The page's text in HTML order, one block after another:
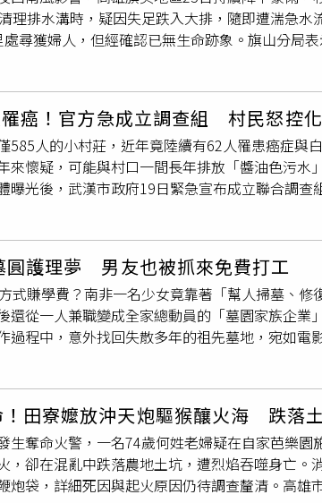
執行進度，並攜手公所與中央攜手合作，補強防
。
向警方報案，全案偵結，台南地檢署檢察官依相
審酌，陳男未以理性方式處理感情糾紛，對被害
其犯後坦承犯行，已與被害人達成和解並取得原
合併應執行5個月徒刑，得易科罰金，並宣告緩
理排水溝時，疑因失足跌入大排，隨即遭湍急
尋獲婦人，但經確認已無生命跡象。旗山分局
民眾跌落圳溝後遭洪水沖走，警方隨即趕赴現
不穩失足跌入一旁大排，當時因豪雨導致水流湍
沖走。（圖／民眾提供）事故發生後，消防單位
開搜索，警方則同步協助現場交通管制、安全維
在距離落水地點約1公里的下游尋獲黃姓婦人，
由相關單位進一步調查釐清。近期受颱風外圍
免靠近溪流、排水溝及易積水區域，進行清理或
癌！官方急成立調查組 村民怒控
585人的小村莊，近年竟陸續有62人罹患癌症與
來懷疑，可能與村口一間長年排放「醬油色污
曝光後，武漢市政府19日緊急宣布成立聯合調
指控化工廠長年排放「醬油色污水」，甚至流經
新洲區李集街道張信村黃土坡自然村，戶籍人
2015年至今就有34人確診，已有19人死亡，其
2016年才正式接通自來水，過去居民長年仰賴地
文階回憶，自己的妻子2012年43歲時罹患白血
4歲。他後來才驚覺，同一時期附近鄰居也接連
癌症與白血病，而所有矛頭，幾乎都指向村北那
公社鐵廠，後來轉型生產泡花鹼（硅酸鈉）與俗
年武漢市生態環境局調查卻發現，該工廠不但
」內，依法根本禁止設置化工廠，卻長年持續營
」。污水一路流經農田與菜地，最後匯入池塘，
、貓吃下死魚後死亡等情況。與工廠僅一牆之隔
中粉塵瀰漫，「像霧霾一樣灰濛濛」，菜葉上甚
越矮，「同時種下去，高度竟能差一半」。
圓護理夢 男友也被抓來免費打工
式賺學費？南非一名少女竟靠著「幫人掃墓、
還從一人兼職變成全家總動員的「墓園家族企
過程中，意外找回失散多年的祖先墓地，宛如電
Mirror）報導，住在南非自由邦（Free State）
一直夢想成為護理師，但她不希望父母為自己的
世，最後長眠之地依舊應該被好好對待，因此腦
支持下，一家人開始透過臉書刊登除草與修墓廣
護約75座墳墓，每座墓地每個月都會清理2次，
需求調整。由於許多客戶早已搬離家鄉，甚至居
！田寮嬤放沖天炮驅猴釀火海 跌落
生奪命火警，一名74歲何姓老婦疑在自家芭樂
，卻在混亂中跌落農地土坑，遭烈焰吞噬身亡
炮袋，詳細死因與起火原因仍待調查釐清。高雄